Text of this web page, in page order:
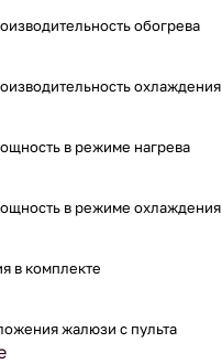
обогрева
охлаждения
в режиме нагрева
в режиме охлаждения
в комплекте
жалюзи с пульта